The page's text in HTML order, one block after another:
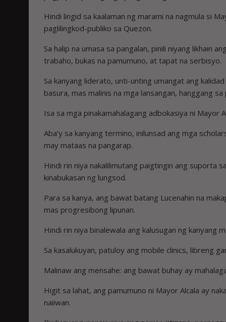
Hindi lingid sa kaalaman ng marami na nagmula si
paglilingkod-publiko sa Quezon.
Sa halip na umasa sa pangalan, pinili niyang likhain
trabaho, bukas na pamumuno, at tapat na serbisyo.
Sa kanyang liderato, unti-unting umangat ang
basura, mas malinis na mga lansangan, hanggang
Isa sa mga pinakamahalagang adbokasiya ni Mayor
Aba’y sa kanyang termino, inilunsad ang mga
may mataas na pangarap.
Hindi rin niya nakalilimutang paigtingin ang suporta
kinabukasan ng lungsod.
Para sa kanya, ang bawat batang Lucenahin na
mas progresibong lipunan.
Hindi rin niya binalewala ang kalusugan ng kanyang
Sa kasalukuyan, patuloy ang mobile clinics, libreng
Malinaw ang mensahe: ang bawat buhay ay
Higit sa lahat, ang pamumuno ni Mayor Alcala ay
naiiwan.